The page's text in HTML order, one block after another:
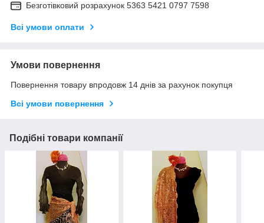
Безготівковий розрахунок 5363 5421 0797 7598
Всі умови оплати
Умови повернення
Повернення товару впродовж 14 днів за рахунок покупця
Всі умови повернення
Подібні товари компанії